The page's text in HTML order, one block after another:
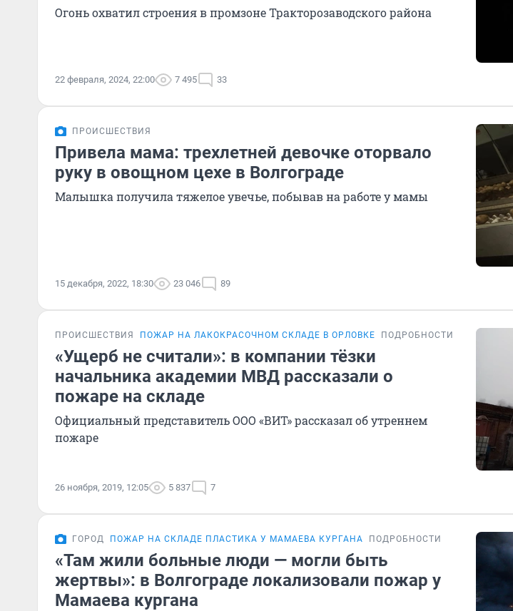
Огонь охватил строения в промзоне Тракторозаводского района
22 февраля, 2024, 22:00 7 495 33
ПРОИСШЕСТВИЯ
Привела мама: трехлетней девочке оторвало
руку в овощном цехе в Волгограде
Малышка получила тяжелое увечье, побывав на работе у мамы
15 декабря, 2022, 18:30 23 046 89
ПРОИСШЕСТВИЯ ПОЖАР НА ЛАКОКРАСОЧНОМ СКЛАДЕ В ОРЛОВКЕ ПОДРОБНОСТИ
«Ущерб не считали»: в компании тёзки
начальника академии МВД рассказали о
пожаре на складе
Официальный представитель ООО «ВИТ» рассказал об утреннем
пожаре
26 ноября, 2019, 12:05 5 837 7
ГОРОД ПОЖАР НА СКЛАДЕ ПЛАСТИКА У МАМАЕВА КУРГАНА ПОДРОБНОСТИ
«Там жили больные люди — могли быть
жертвы»: в Волгограде локализовали пожар у
Мамаева кургана